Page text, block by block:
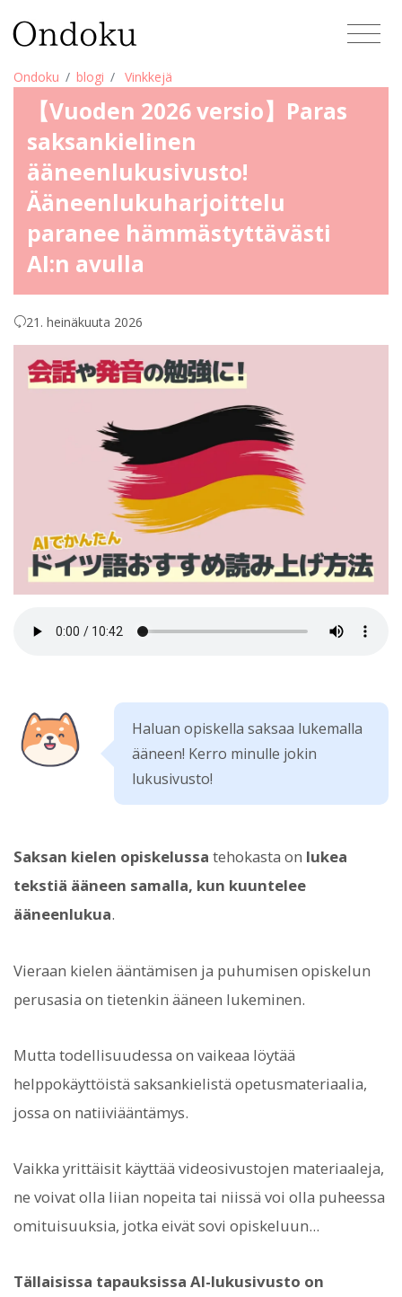
Ondoku blogi Vinkkejä
【Vuoden 2026 versio】Paras
saksankielinen
ääneenlukusivusto!
Ääneenlukuharjoittelu
paranee hämmästyttävästi
AI:n avulla
21. heinäkuuta 2026
Haluan opiskella saksaa lukemalla
ääneen! Kerro minulle jokin
lukusivusto!
Saksan kielen opiskelussa tehokasta on lukea
tekstiä ääneen samalla, kun kuuntelee
ääneenlukua.
Vieraan kielen ääntämisen ja puhumisen opiskelun
perusasia on tietenkin ääneen lukeminen.
Mutta todellisuudessa on vaikeaa löytää
helppokäyttöistä saksankielistä opetusmateriaalia,
jossa on natiiviääntämys.
Vaikka yrittäisit käyttää videosivustojen materiaaleja,
ne voivat olla liian nopeita tai niissä voi olla puheessa
omituisuuksia, jotka eivät sovi opiskeluun...
Tällaisissa tapauksissa AI-lukusivusto on